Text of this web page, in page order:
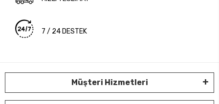
7 / 24 DESTEK
Müşteri Hizmetleri